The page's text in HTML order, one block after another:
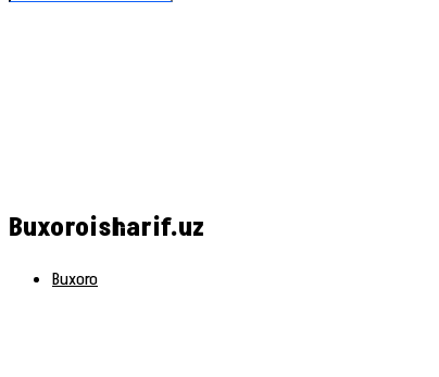
Buxoroisharif.uz
Buxoro